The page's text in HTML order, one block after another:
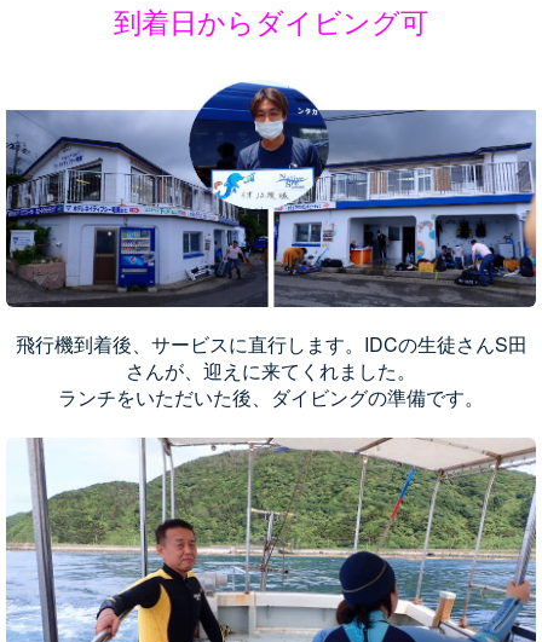
到着日からダイビング可
飛行機到着後、サービスに直行します。IDCの生徒さんS田
さんが、迎えに来てくれました。
ランチをいただいた後、ダイビングの準備です。